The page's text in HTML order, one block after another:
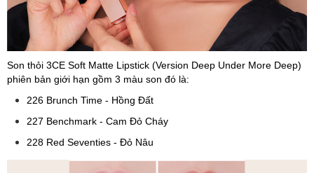
Son thỏi 3CE Soft Matte Lipstick (Version Deep Under More Deep)
phiên bản giới hạn gồm 3 màu son đó là:
226 Brunch Time - Hồng Đất
227 Benchmark - Cam Đỏ Cháy
228 Red Seventies - Đỏ Nâu